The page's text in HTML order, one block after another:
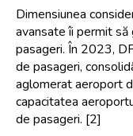
Dimensiunea
avansate îi permit
pasageri. În 2023,
de pasageri,
aglomerat aeroport
capacitatea
de pasageri. [2]